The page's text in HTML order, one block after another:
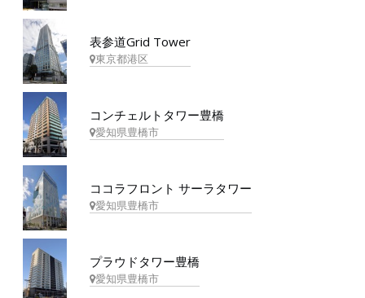
表参道Grid Tower
東京都港区
コンチェルトタワー豊橋
愛知県豊橋市
ココラフロント サーラタワー
愛知県豊橋市
プラウドタワー豊橋
愛知県豊橋市